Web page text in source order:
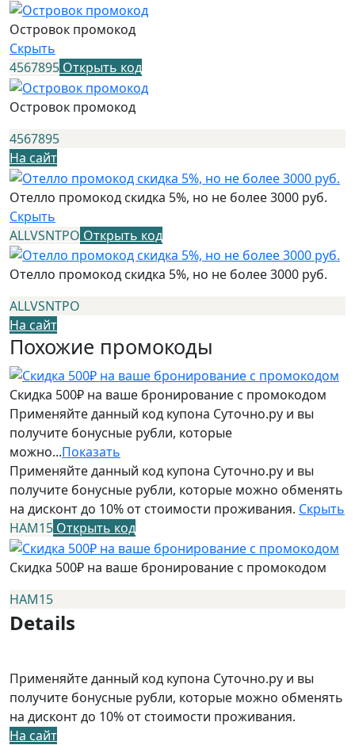
Островок промокод
Скрыть
4567895 Открыть код
Островок промокод
4567895
На сайт
Отелло промокод скидка 5%, но не более 3000 руб.
Скрыть
ALLVSNTPO Открыть код
Отелло промокод скидка 5%, но не более 3000 руб.
ALLVSNTPO
На сайт
Похожие промокоды
Скидка 500₽ на ваше бронирование с промокодом
Применяйте данный код купона Суточно.ру и вы
получите бонусные рубли, которые
можно...Показать
Применяйте данный код купона Суточно.ру и вы
получите бонусные рубли, которые можно обменять
на дисконт до 10% от стоимости проживания. Скрыть
НАМ15 Открыть код
Скидка 500₽ на ваше бронирование с промокодом
НАМ15
Details
Применяйте данный код купона Суточно.ру и вы
получите бонусные рубли, которые можно обменять
на дисконт до 10% от стоимости проживания.
На сайт